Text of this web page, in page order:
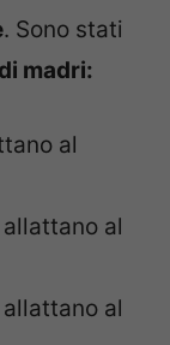
. Sono stati
madri:
al
al
al